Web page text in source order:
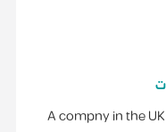
A compny in the UK